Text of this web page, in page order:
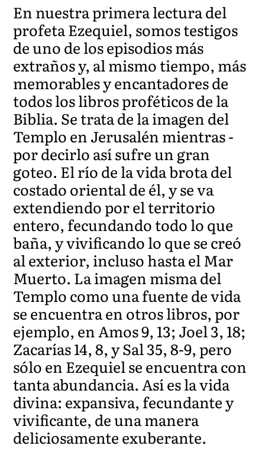
En nuestra primera lectura del
profeta Ezequiel, somos testigos
de uno de los episodios más
extraños y, al mismo tiempo, más
memorables y encantadores de
todos los libros proféticos de la
Biblia. Se trata de la imagen del
Templo en Jerusalén mientras -
por decirlo así sufre un gran
goteo. El río de la vida brota del
costado oriental de él, y se va
extendiendo por el territorio
entero, fecundando todo lo que
baña, y vivificando lo que se creó
al exterior, incluso hasta el Mar
Muerto. La imagen misma del
Templo como una fuente de vida
se encuentra en otros libros, por
ejemplo, en Amos 9, 13; Joel 3, 18;
Zacarías 14, 8, y Sal 35, 8-9, pero
sólo en Ezequiel se encuentra con
tanta abundancia. Así es la vida
divina: expansiva, fecundante y
vivificante, de una manera
deliciosamente exuberante.